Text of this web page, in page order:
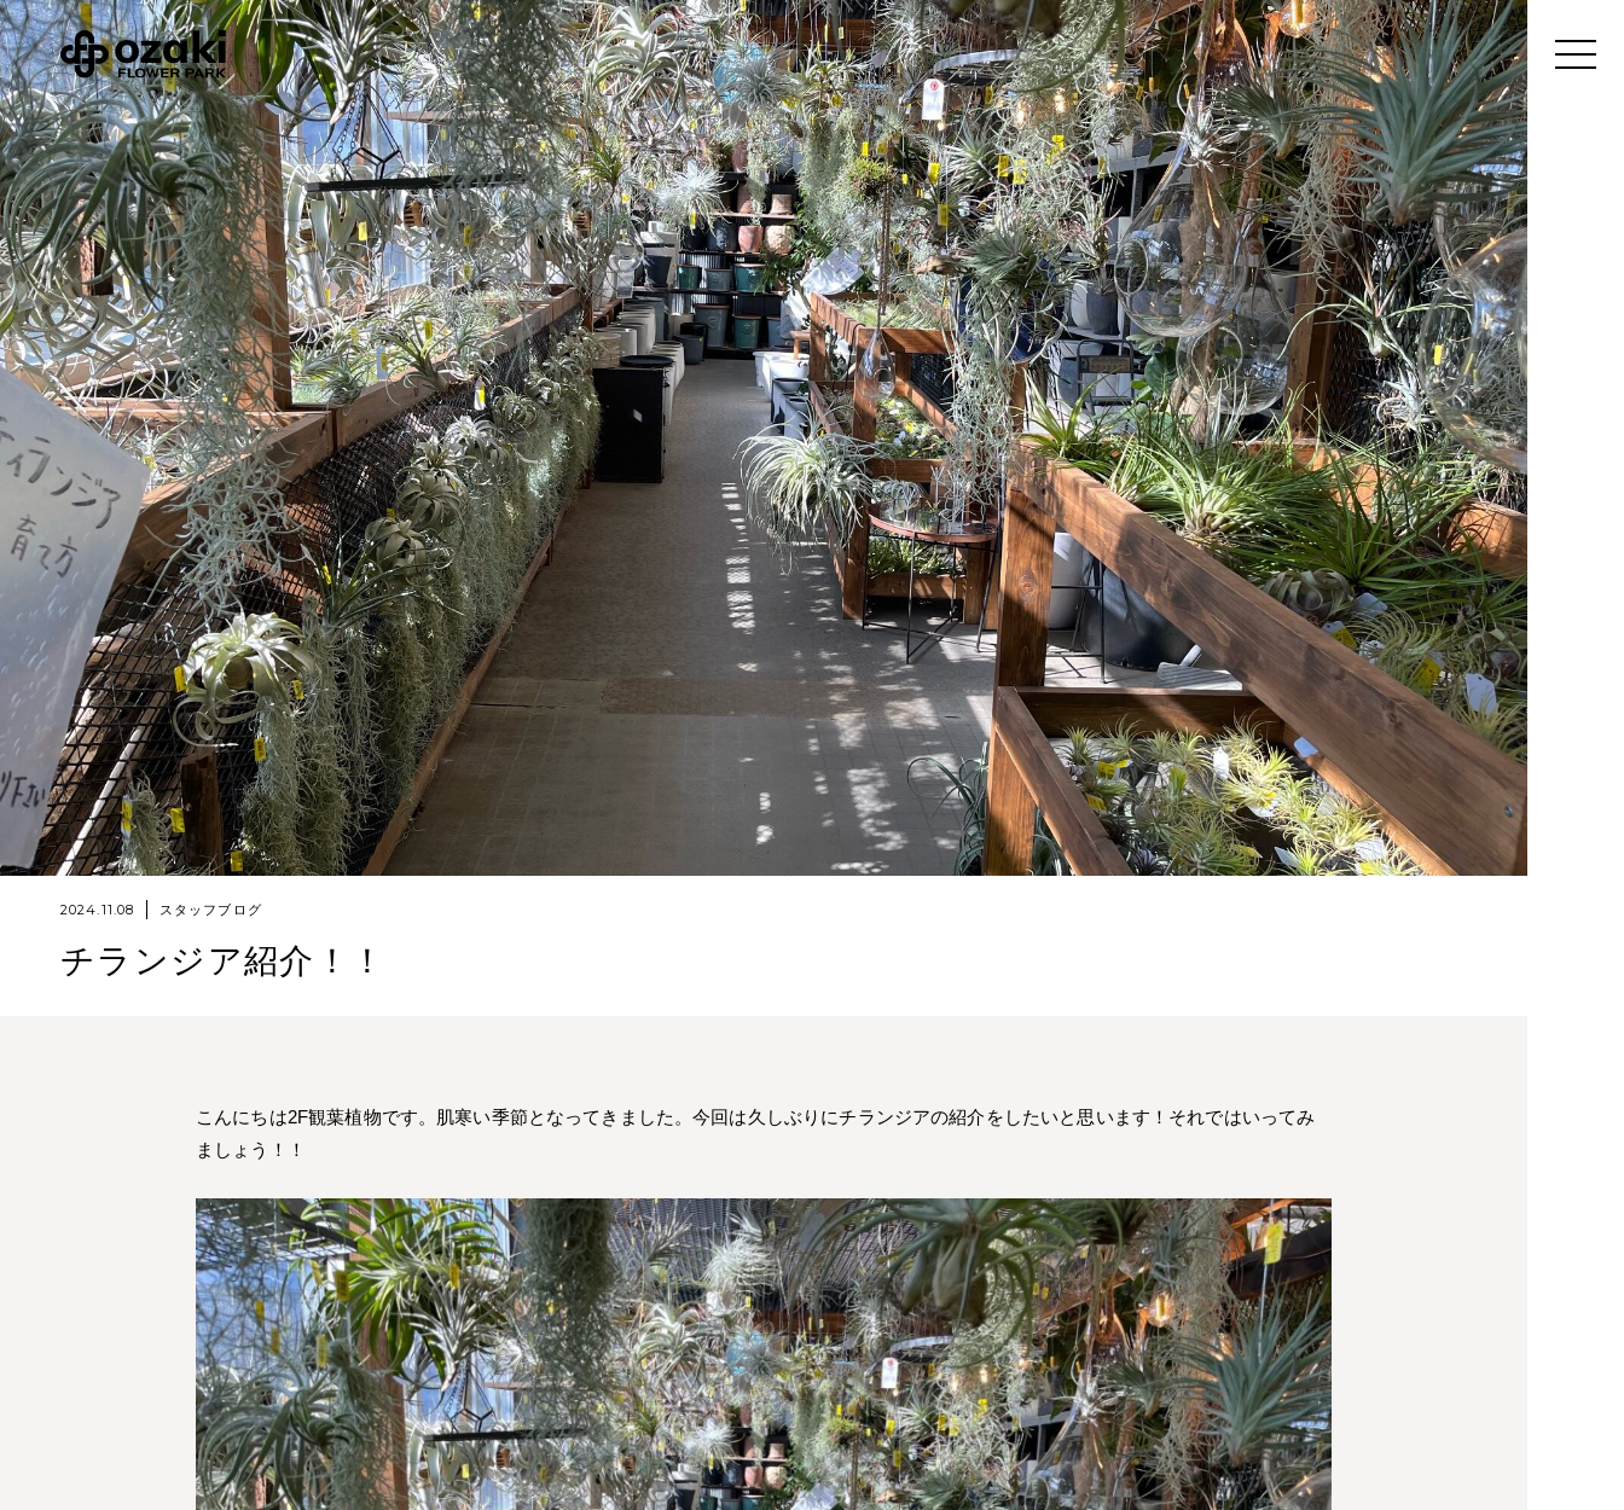
2024.11.08 スタッフブログ
チランジア紹介！！
こんにちは2F観葉植物です。肌寒い季節となってきました。今回は久しぶりにチランジアの紹介をしたいと思います！それではいってみ
ましょう！！